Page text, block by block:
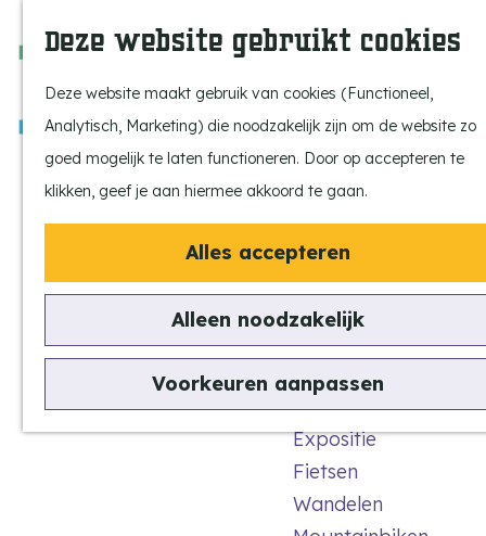
Deze website gebruikt cookies
Deze website maakt gebruik van cookies (Functioneel,
Analytisch, Marketing) die noodzakelijk zijn om de website zo
goed mogelijk te laten functioneren. Door op accepteren te
klikken, geef je aan hiermee akkoord te gaan.
Alles accepteren
Alleen noodzakelijk
Voorkeuren aanpassen
a
o
a
M
Laat je inspireren
Op pad met de kids
Stijlvol genieten
Actief beleven
Ervaar het échte
Natuurgebieden
Uitkijktorens
Vind je activiteit
Uitagenda
Tentoonstellingen &
Expositie
Fietsen
Wandelen
Kiosk
op de Markt